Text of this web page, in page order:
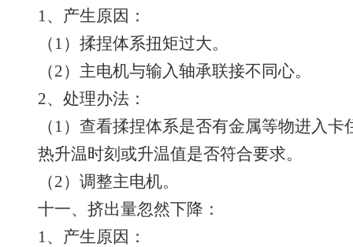
1、产生原因：
（1）揉捏体系扭矩过大。
（2）主电机与输入轴承联接不同心。
2、处理办法：
（1）查看揉捏体系是否有金属等物进入
热升温时刻或升温值是否符合要求。
（2）调整主电机。
十一、挤出量忽然下降：
1、产生原因：